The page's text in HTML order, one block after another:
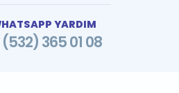
YARDIM
365 01 08